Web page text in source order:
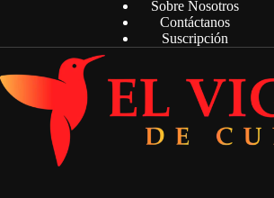
Sobre Nosotros
Contáctanos
Suscripción